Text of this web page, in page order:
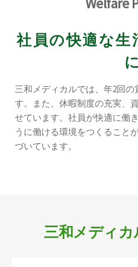
社員の快適な生
に
三和メディカルでは、年2回
す。また、休暇制度の充実、
せています。社員が快適に働
うに働ける環境をつくること
づいています。
三和メディ